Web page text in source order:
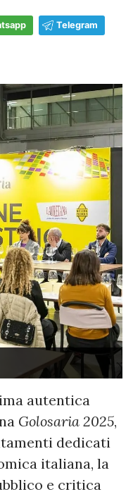
Telegram
autentica
Golosaria 2025,
dedicati
italiana, la
e critica